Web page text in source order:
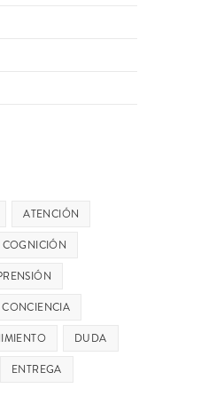
ATENCIÓN
CONCIENCIA
DUDA
ENTREGA